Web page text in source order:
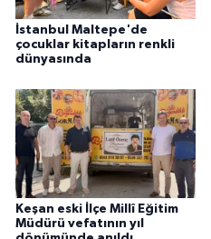
İstanbul Maltepe'de
çocuklar kitapların renkli
dünyasında
Keşan eski İlçe Millî Eğitim
Müdürü vefatının yıl